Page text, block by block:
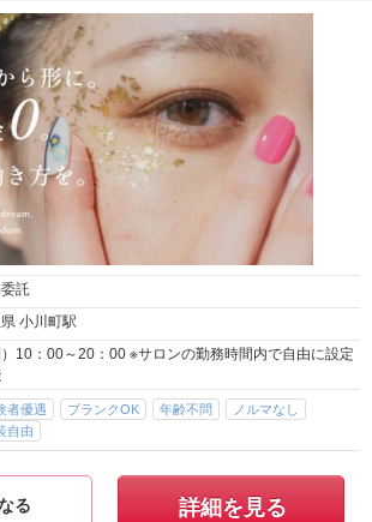
託
小川町駅
）10：00～20：00 ※サロンの勤務時間内で自由に設定
者優遇 ブランクOK 年齢不問
ノルマなし
自由
る 詳細を見る